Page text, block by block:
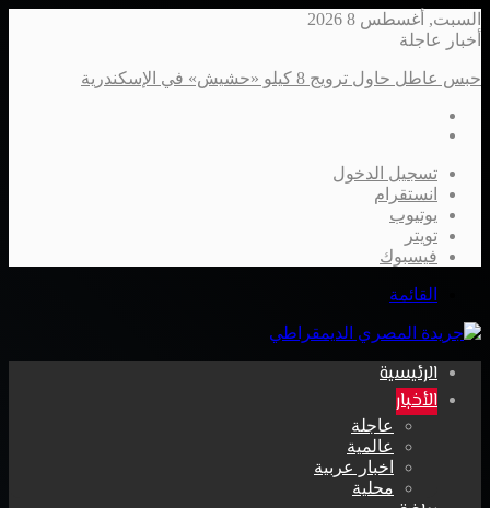
السبت, أغسطس 8 2026
أخبار عاجلة
حبس عاطل حاول ترويج 8 كيلو «حشيش» في الإسكندرية
تسجيل الدخول
انستقرام
يوتيوب
تويتر
فيسبوك
القائمة
الرئيسية
الأخبار
عاجلة
عالمية
اخبار عربية
محلية